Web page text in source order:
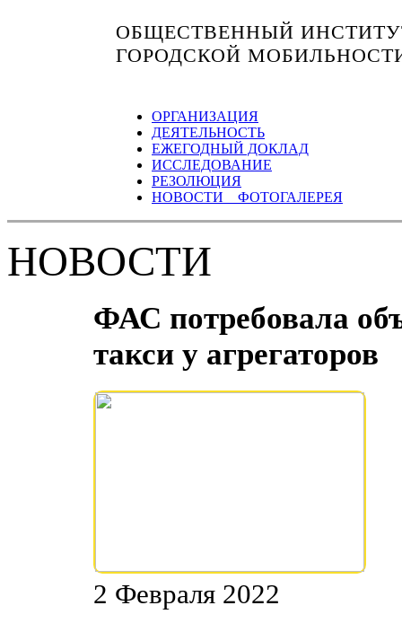
ОБЩЕСТВЕННЫЙ
ГОРОДСКОЙ
ОРГАНИЗАЦИЯ
ДЕЯТЕЛЬНОСТЬ
ЕЖЕГОДНЫЙ ДОКЛАД
ИССЛЕДОВАНИЕ
РЕЗОЛЮЦИЯ
НОВОСТИ ФОТОГАЛЕРЕЯ
НОВОСТИ
ФАС потребовала
такси у агрегаторов
2 Февраля 2022